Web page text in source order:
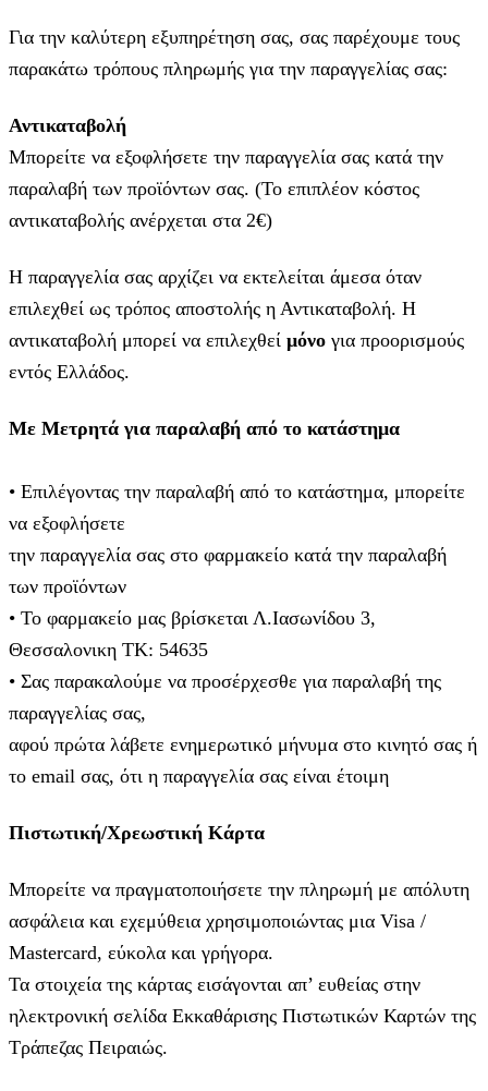
Για την καλύτερη εξυπηρέτηση σας, σας παρέχουμε τους
παρακάτω τρόπους πληρωμής για την παραγγελίας σας:
Αντικαταβολή
Μπορείτε να εξοφλήσετε την παραγγελία σας κατά την
παραλαβή των προϊόντων σας. (Το επιπλέον κόστος
αντικαταβολής ανέρχεται στα 2€)
Η παραγγελία σας αρχίζει να εκτελείται άμεσα όταν
επιλεχθεί ως τρόπος αποστολής η Αντικαταβολή. Η
αντικαταβολή μπορεί να επιλεχθεί μόνο για προορισμούς
εντός Ελλάδος.
Με Μετρητά για παραλαβή από το κατάστημα
• Επιλέγοντας την παραλαβή από το κατάστημα, μπορείτε
να εξοφλήσετε
την παραγγελία σας στο φαρμακείο κατά την παραλαβή
των προϊόντων
• Το φαρμακείο μας βρίσκεται Λ.Ιασωνίδου 3,
Θεσσαλονικη ΤΚ: 54635
• Σας παρακαλούμε να προσέρχεσθε για παραλαβή της
παραγγελίας σας,
αφού πρώτα λάβετε ενημερωτικό μήνυμα στο κινητό σας ή
το email σας, ότι η παραγγελία σας είναι έτοιμη
Πιστωτική/Χρεωστική Κάρτα
Μπορείτε να πραγματοποιήσετε την πληρωμή με απόλυτη
ασφάλεια και εχεμύθεια χρησιμοποιώντας μια Visa /
Mastercard, εύκολα και γρήγορα.
Τα στοιχεία της κάρτας εισάγoνται απ’ ευθείας στην
ηλεκτρονική σελίδα Εκκαθάρισης Πιστωτικών Καρτών της
Τράπεζας Πειραιώς.